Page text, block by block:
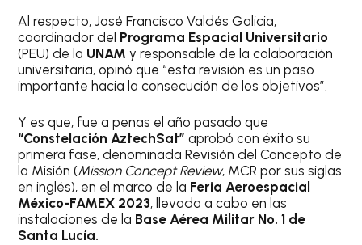
Al respecto, José Francisco Valdés Galicia,
coordinador del Programa Espacial Universitario
(PEU) de la UNAMy responsable de la colaboración
universitaria, opinó que “esta revisión es un paso
importante hacia la consecución de los objetivos”.
Y es que, fue a penas el año pasado que
“Constelación AztechSat” aprobó con éxito su
primera fase, denominada Revisión del Concepto de
la Misión (Mission Concept Review, MCR por sus siglas
en inglés), en el marco de la Feria Aeroespacial
México-FAMEX 2023, llevada a cabo en las
instalaciones de la Base Aérea Militar No. 1 de
Santa Lucía.